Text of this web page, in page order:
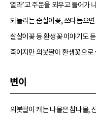
열라’고 주문을 외우고 들어가
되돌리는 숨살이꽃, 쓰다듬으
살살이꽃 등 환생꽃 이야기도
죽이지만 의붓딸이 환생꽃으로
변이
의붓딸이 캐는 나물은 참나물,